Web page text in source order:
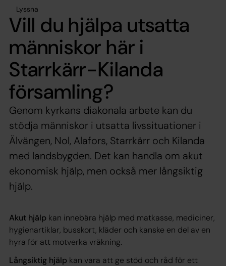
Lyssna
Vill du hjälpa utsatta
människor här i
Starrkärr-Kilanda
församling?
Genom kyrkans diakonala arbete kan du
stödja människor i utsatta livssituationer i
Älvängen, Nol, Alafors, Starrkärr och Kilanda
med landsbygden. Det kan handla om akut
ekonomisk hjälp, men också mer långsiktig
hjälp.
Akut hjälp kan innebära hjälp med matkasse, mediciner,
hygienartiklar, busskort, kläder och kanske en del av en
hyra för att motverka vräkning.
Långsiktig hjälp kan vara att ge stöd och råd för ett